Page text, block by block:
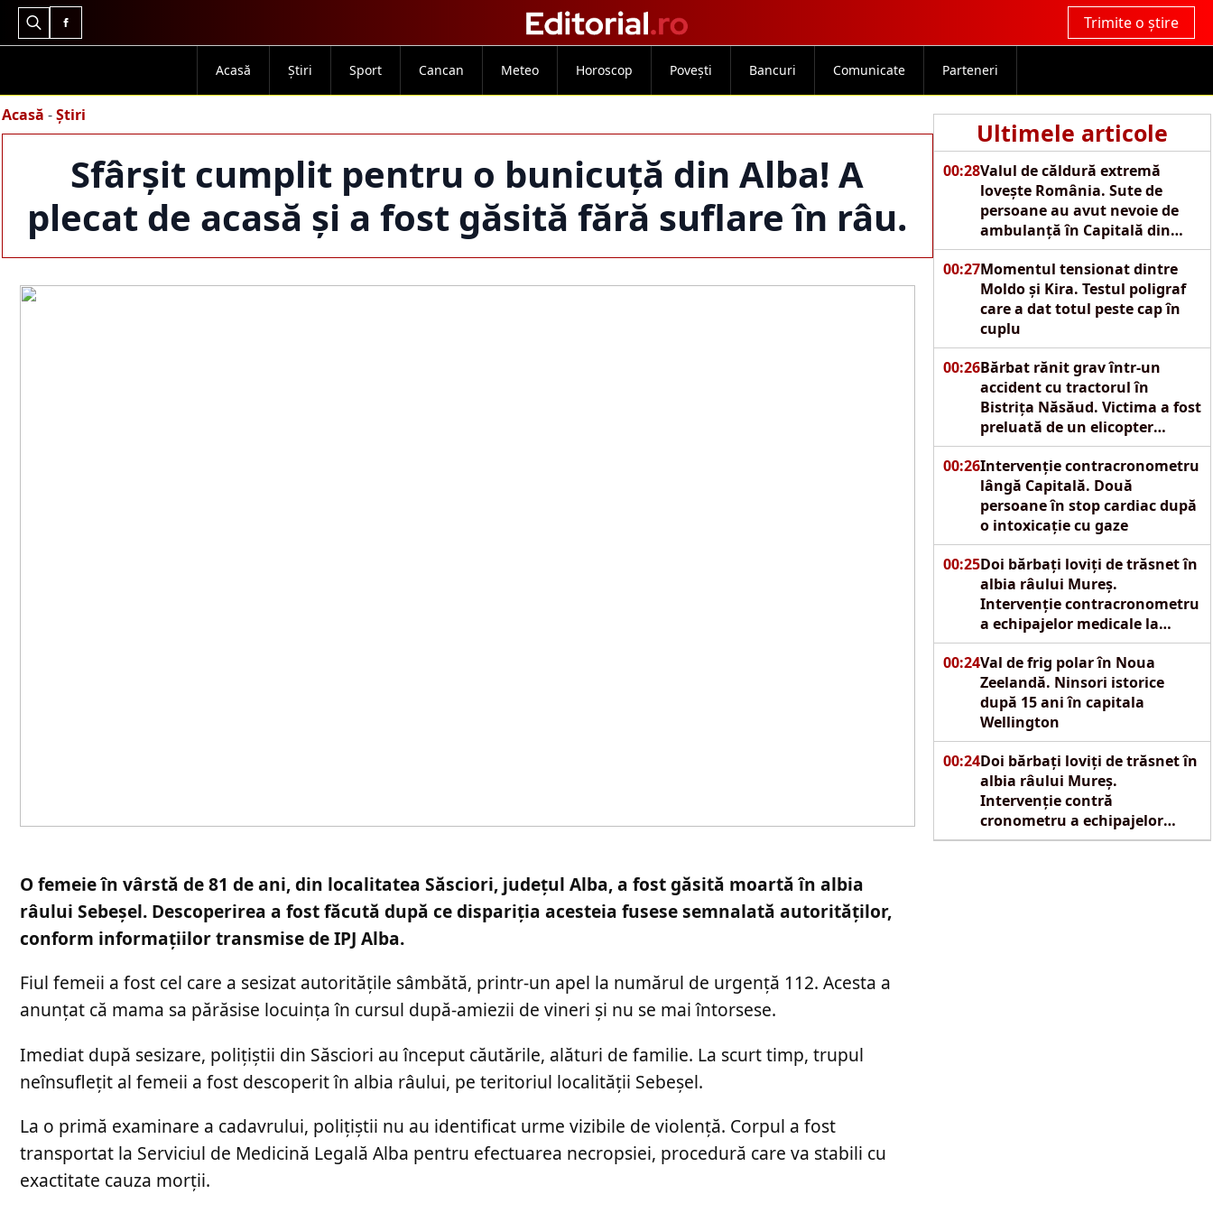
Search
Trimite o știre
Acasă Știri Sport Cancan Meteo Horoscop Povești Bancuri Comunicate Parteneri
Acasă -Știri
Sfârșit cumplit pentru o bunicuță din Alba! A
plecat de acasă și a fost găsită fără suflare în râu.
Ultimele articole
00:28Valul de căldură extremă
lovește România. Sute de
persoane au avut nevoie de
ambulanță în Capitală din
cauza caniculei
00:27Momentul tensionat dintre
Moldo și Kira. Testul poligraf
care a dat totul peste cap în
cuplu
00:26Bărbat rănit grav într-un
accident cu tractorul în
Bistrița Năsăud. Victima a fost
preluată de un elicopter
SMURD
00:26Intervenție contracronometru
lângă Capitală. Două
persoane în stop cardiac după
o intoxicație cu gaze
00:25Doi bărbați loviți de trăsnet în
albia râului Mureș.
Intervenție contracronometru
a echipajelor medicale la
Reghin
00:24Val de frig polar în Noua
Zeelandă. Ninsori istorice
după 15 ani în capitala
Wellington
00:24Doi bărbați loviți de trăsnet în
albia râului Mureș.
Intervenție contră
cronometru a echipajelor
SMURD la Reghin
O femeie în vârstă de 81 de ani, din localitatea Săsciori, județul Alba, a fost găsită moartă în albia
râului Sebeșel. Descoperirea a fost făcută după ce dispariția acesteia fusese semnalată autorităților,
conform informațiilor transmise de IPJ Alba.
Fiul femeii a fost cel care a sesizat autoritățile sâmbătă, printr-un apel la numărul de urgență 112. Acesta a
anunțat că mama sa părăsise locuința în cursul după-amiezii de vineri și nu se mai întorsese.
Imediat după sesizare, polițiștii din Săsciori au început căutările, alături de familie. La scurt timp, trupul
neînsuflețit al femeii a fost descoperit în albia râului, pe teritoriul localității Sebeșel.
La o primă examinare a cadavrului, polițiștii nu au identificat urme vizibile de violență. Corpul a fost
transportat la Serviciul de Medicină Legală Alba pentru efectuarea necropsiei, procedură care va stabili cu
exactitate cauza morții.